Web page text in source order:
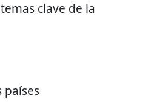
clave de la
países